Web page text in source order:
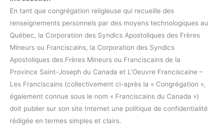
En tant que congrégation religieuse qui recueille des
renseignements personnels par des moyens technologiques au
Québec, la Corporation des Syndics Apostoliques des Frères
Mineurs ou Franciscains, la Corporation des Syndics
Apostoliques des Frères Mineurs ou Franciscains de la
Province Saint-Joseph du Canada et L’Oeuvre Franciscaine –
Les Franciscains (collectivement ci-après la « Congrégation »,
également connue sous le nom « Franciscains du Canada »)
doit publier sur son site Internet une politique de confidentialité
rédigée en termes simples et clairs.